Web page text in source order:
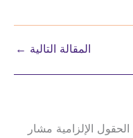
المقالة التالية ←
الحقول الإلزامية مشار